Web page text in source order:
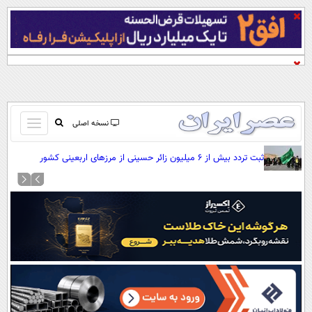
نسخه اصلی
باز
و
کردن
صفحه اول
آرشیو
نظرسنجی
آب و هوا
اوقات شرعی
سواد زندگی
ثبت تردد بیش از ۶ میلیون زائر حسینی از مرزهای اربعینی کشور